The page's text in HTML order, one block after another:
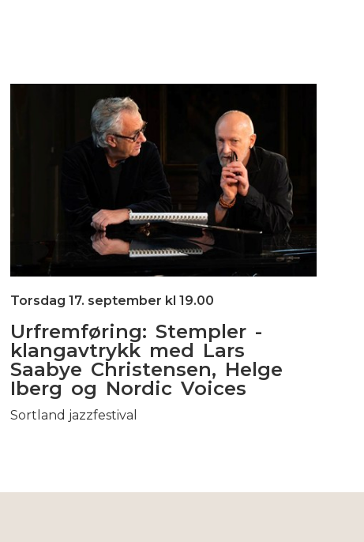
Torsdag 17. september kl 19.00
Urfremføring: Stempler -
klangavtrykk med Lars
Saabye Christensen, Helge
Iberg og Nordic Voices
Sortland jazzfestival